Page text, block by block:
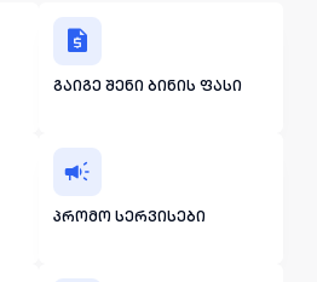
გაიგე შენი ბინის ფასი
პრომო სერვისები